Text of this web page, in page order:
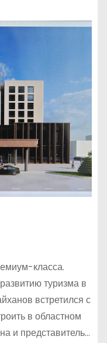
класса.
туризма в
встретился с
в областном
и представитель…